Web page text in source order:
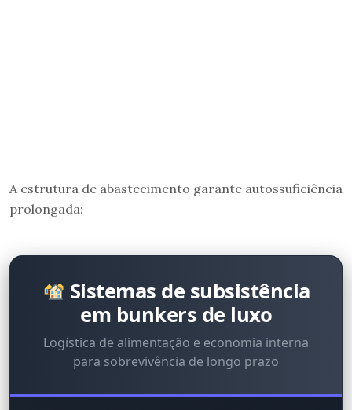
A estrutura de abastecimento garante autossuficiência
prolongada:
Sistemas de subsistência
em bunkers de luxo
Logística de alimentação e economia interna
para sobrevivência de longo prazo